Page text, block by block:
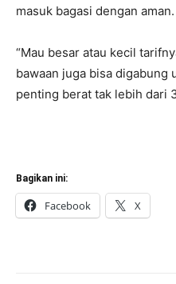
masuk bagasi dengan aman.
“Mau besar atau kecil
bawaan juga bisa digabung
penting berat tak lebih dari
Bagikan ini:
Facebook X